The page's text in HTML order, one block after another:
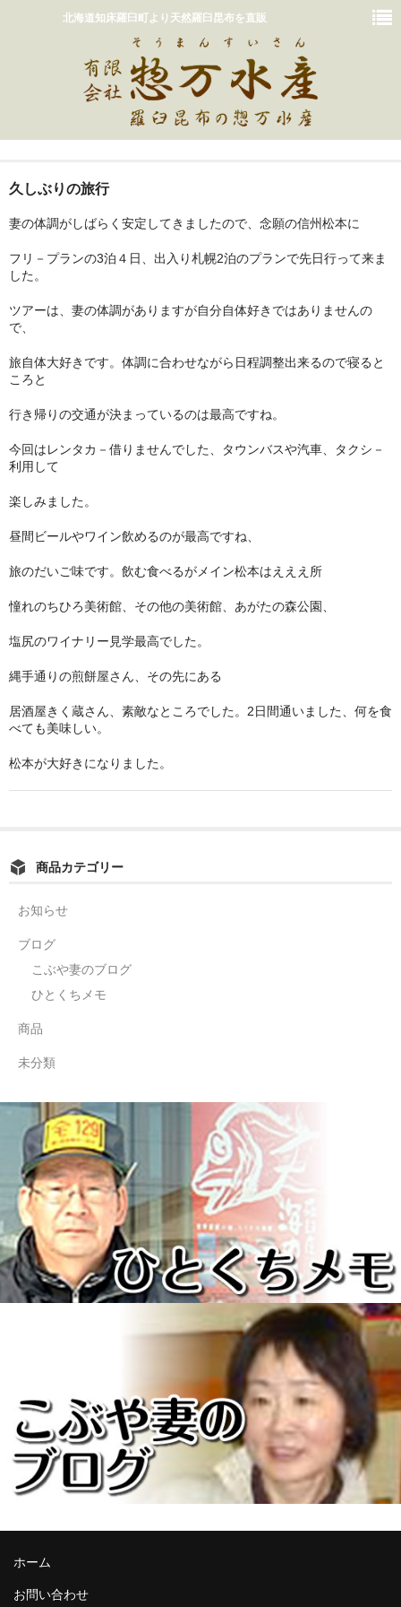
北海道知床羅臼町より天然羅臼昆布を直販
カート
惣万水産って？
お問い合わせ
久しぶりの旅行
妻の体調がしばらく安定してきましたので、念願の信州松本に
フリ－プランの3泊４日、出入り札幌2泊のプランで先日行って来ま
した。
ツアーは、妻の体調がありますが自分自体好きではありませんの
で、
旅自体大好きです。体調に合わせながら日程調整出来るので寝ると
ころと
行き帰りの交通が決まっているのは最高ですね。
今回はレンタカ－借りませんでした、タウンバスや汽車、タクシ－
利用して
楽しみました。
昼間ビールやワイン飲めるのが最高ですね、
旅のだいご味です。飲む食べるがメイン松本はえええ所
憧れのちひろ美術館、その他の美術館、あがたの森公園、
塩尻のワイナリー見学最高でした。
縄手通りの煎餅屋さん、その先にある
居酒屋きく蔵さん、素敵なところでした。2日間通いました、何を食
べても美味しい。
松本が大好きになりました。
商品カテゴリー
お知らせ
ブログ
こぶや妻のブログ
ひとくちメモ
商品
未分類
ホーム
お問い合わせ